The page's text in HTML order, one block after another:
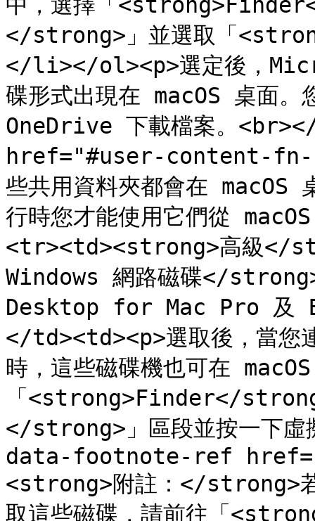
</strong>」並選取「
</li></ol><p>選定後，
碟形式出現在 macOS 桌面
OneDrive 下載檔案。
href="#user-content-fn-
些共用資料夾都會在 macOS
行時您才能使用它們從
<tr><td><strong>高級</
Windows 網路磁碟</
Desktop for Mac Pro
</td><td><p>選取後，當您
時，這些磁碟機也可在
「<strong>Finder</
</strong>」區段並按一下虛
data-footnote-ref
<strong>附註：</strong>
取這些磁碟，請前往「